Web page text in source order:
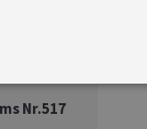
Nr.517